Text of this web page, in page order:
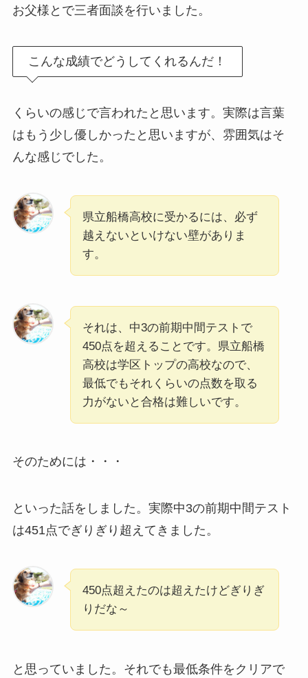
お父様とで三者面談を行いました。
こんな成績でどうしてくれるんだ！
くらいの感じで言われたと思います。実際は言葉
はもう少し優しかったと思いますが、雰囲気はそ
んな感じでした。
県立船橋高校に受かるには、必ず
越えないといけない壁がありま
す。
それは、中3の前期中間テストで
450点を超えることです。県立船橋
高校は学区トップの高校なので、
最低でもそれくらいの点数を取る
力がないと合格は難しいです。
そのためには・・・
といった話をしました。実際中3の前期中間テスト
は451点でぎりぎり超えてきました。
450点超えたのは超えたけどぎりぎ
りだな～
と思っていました。それでも最低条件をクリアで